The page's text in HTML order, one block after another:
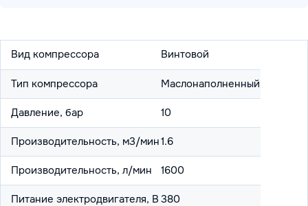
Вид компрессора Винтовой
Тип компрессора Маслонаполненный
Давление, бар 10
Производительность, м3/мин1.6
Производительность, л/мин 1600
Питание электродвигателя, В 380